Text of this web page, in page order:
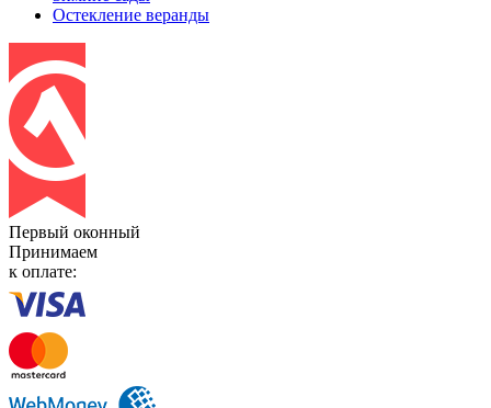
Остекление веранды
Первый оконный
Принимаем
к оплате: